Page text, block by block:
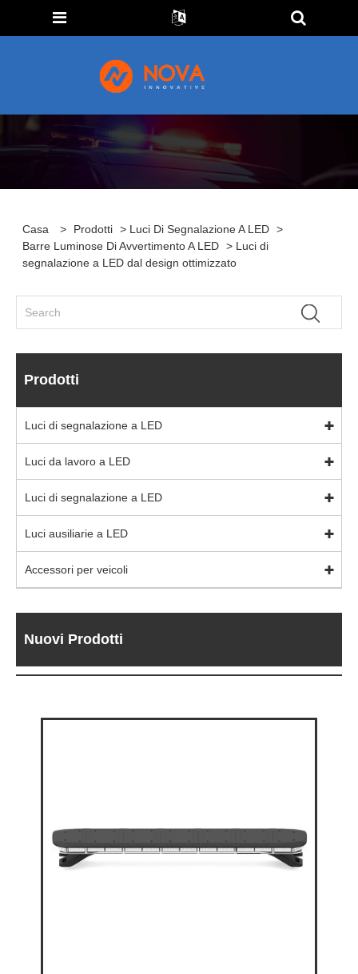
Casa > Prodotti > Luci Di Segnalazione A LED >
Barre Luminose Di Avvertimento A LED > Luci di
segnalazione a LED dal design ottimizzato
Prodotti
Luci di segnalazione a LED
Luci da lavoro a LED
Luci di segnalazione a LED
Luci ausiliarie a LED
Accessori per veicoli
Nuovi Prodotti